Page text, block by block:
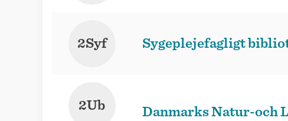
2Syf Sygeplejefagligt
2Ub Danmarks Natur-och